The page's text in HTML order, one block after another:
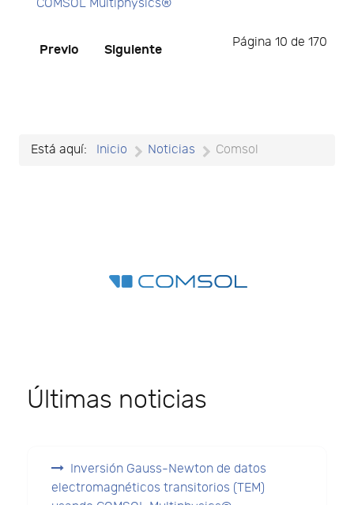
COMSOL Multiphysics®
Página 10 de 170
Previo Siguiente
Está aquí: Inicio Noticias Comsol
Últimas noticias
Inversión Gauss-Newton de datos
electromagnéticos transitorios (TEM)